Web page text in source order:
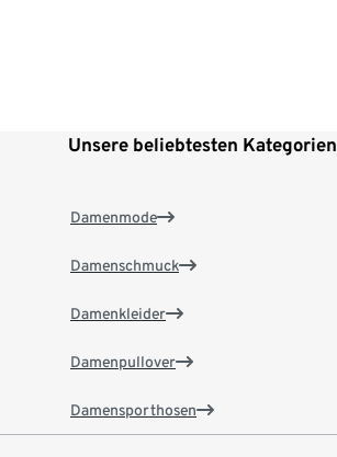
Unsere beliebtesten Kategorien
Damenmode
Damenschmuck
Damenkleider
Damenpullover
Damensporthosen